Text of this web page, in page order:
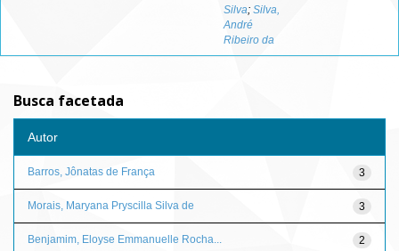
Silva; Silva,
André
Ribeiro da
Busca facetada
Autor
3
Barros, Jônatas de França
3
Morais, Maryana Pryscilla Silva de
2
Benjamim, Eloyse Emmanuelle Rocha...